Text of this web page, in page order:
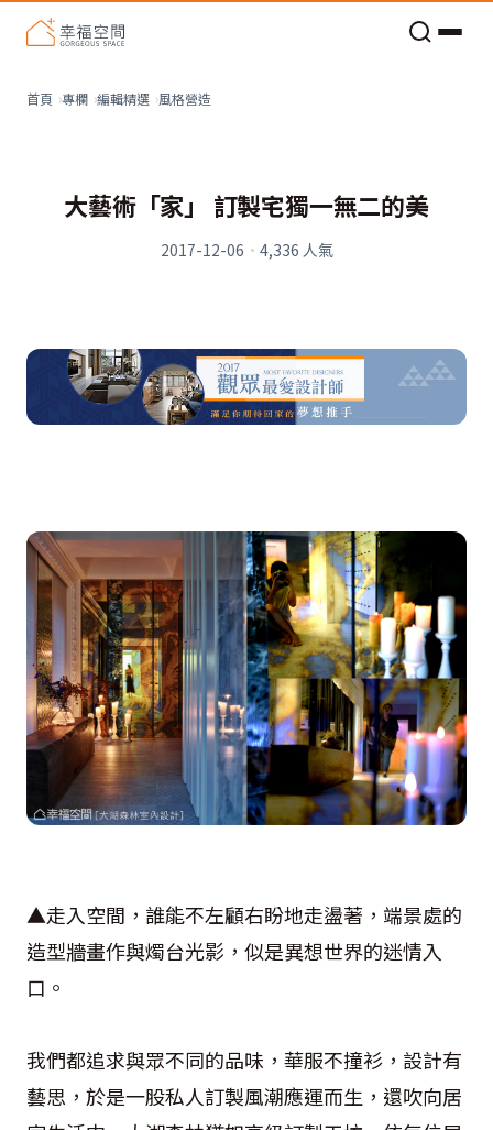
首頁 專欄 編輯精選 風格營造
大藝術「家」 訂製宅獨一無二的美
2017-12-06 · 4,336 人氣
▲走入空間，誰能不左顧右盼地走盪著，端景處的
造型牆畫作與燭台光影，似是異想世界的迷情入
口。
我們都追求與眾不同的品味，華服不撞衫，設計有
藝思，於是一股私人訂製風潮應運而生，還吹向居